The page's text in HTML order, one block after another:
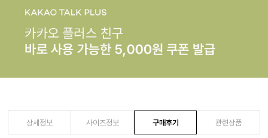
상세정보 사이즈정보 구매후기 관련상품